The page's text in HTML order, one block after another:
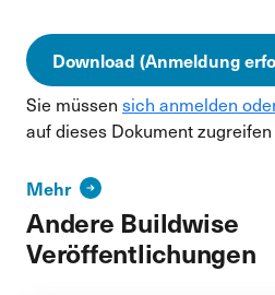
Download (Anmeldung
Sie müssen sich anmelden
auf dieses Dokument
Mehr
Andere Buildwise
Veröffentlichungen